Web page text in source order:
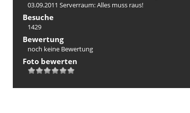
03.09.2011 Serverraum: Alles muss raus!
Besuche
1429
Bewertung
noch keine Bewertung
Foto bewerten